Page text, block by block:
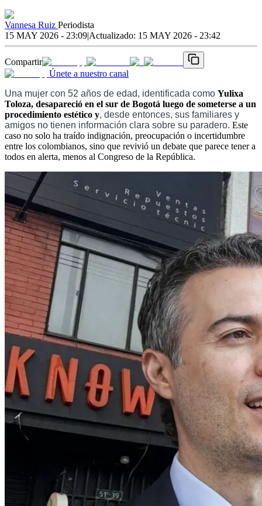
Vannesa Ruiz Periodista
15 MAY 2026 - 23:09|Actualizado: 15 MAY 2026 - 23:42
Compartir
Únete a nuestro canal
Una mujer con 52 años de edad, identificada como Yulixa
Toloza, desapareció en el sur de Bogotá luego de someterse a un
procedimiento estético y, desde entonces, sus familiares y
amigos no tienen información clara sobre su paradero. Este
caso no solo ha traído indignación, preocupación o incertidumbre
entre los colombianos, sino que revivió un debate que parece tener a
todos en alerta, menos al Congreso de la República.